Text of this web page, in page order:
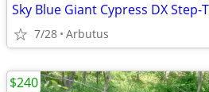
7/28 Arbutus
$240